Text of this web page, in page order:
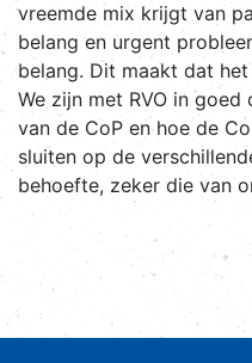
vreemde mix krijgt van
belang en urgent
belang. Dit maakt dat
We zijn met RVO in
van de CoP en hoe de
sluiten op de
behoefte, zeker die van